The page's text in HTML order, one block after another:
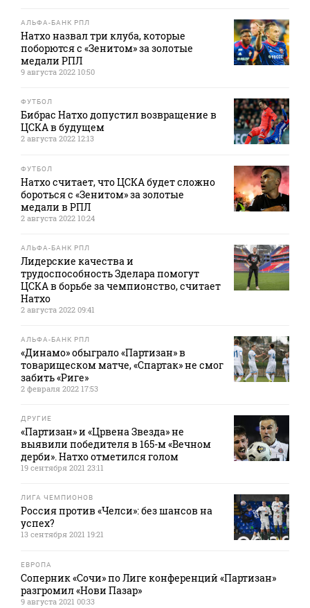
АЛЬФА-БАНК РПЛ
Натхо назвал три клуба, которые
поборются с «Зенитом» за золотые
медали РПЛ
9 августа 2022 10:50
ФУТБОЛ
Бибрас Натхо допустил возвращение в
ЦСКА в будущем
2 августа 2022 12:13
ФУТБОЛ
Натхо считает, что ЦСКА будет сложно
бороться с «Зенитом» за золотые
медали в РПЛ
2 августа 2022 10:24
АЛЬФА-БАНК РПЛ
Лидерские качества и
трудоспособность Зделара помогут
ЦСКА в борьбе за чемпионство, считает
Натхо
2 августа 2022 09:41
АЛЬФА-БАНК РПЛ
«Динамо» обыграло «Партизан» в
товарищеском матче, «Спартак» не смог
забить «Риге»
2 февраля 2022 17:53
ДРУГИЕ
«Партизан» и «Црвена Звезда» не
выявили победителя в 165-м «Вечном
дерби». Натхо отметился голом
19 сентября 2021 23:11
ЛИГА ЧЕМПИОНОВ
Россия против «Челси»: без шансов на
успех?
13 сентября 2021 19:21
ЕВРОПА
Соперник «Сочи» по Лиге конференций «Партизан»
разгромил «Нови Пазар»
9 августа 2021 00:33